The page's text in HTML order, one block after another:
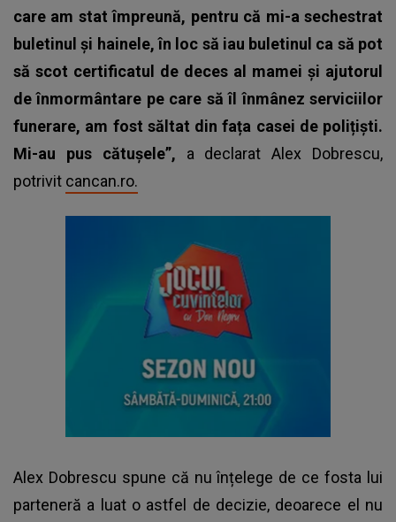
care am stat împreună, pentru că mi-a sechestrat
buletinul și hainele, în loc să iau buletinul ca să pot
să scot certificatul de deces al mamei și ajutorul
de înmormântare pe care să îl înmânez serviciilor
funerare, am fost săltat din fața casei de polițiști.
Mi-au pus cătușele”, a declarat Alex Dobrescu,
potrivit cancan.ro.
Alex Dobrescu spune că nu înțelege de ce fosta lui
parteneră a luat o astfel de decizie, deoarece el nu